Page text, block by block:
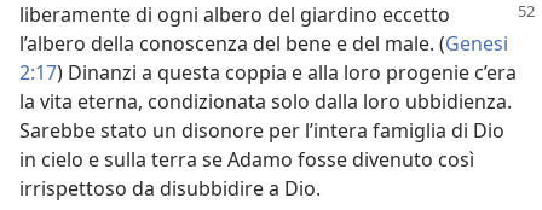
liberamente di ogni albero del giardino eccetto
l’albero della conoscenza del bene e del male. (Genesi
2:17) Dinanzi a questa coppia e alla loro progenie c’era
la vita eterna, condizionata solo dalla loro ubbidienza.
Sarebbe stato un disonore per l’intera famiglia di Dio
in cielo e sulla terra se Adamo fosse divenuto così
irrispettoso da disubbidire a Dio.